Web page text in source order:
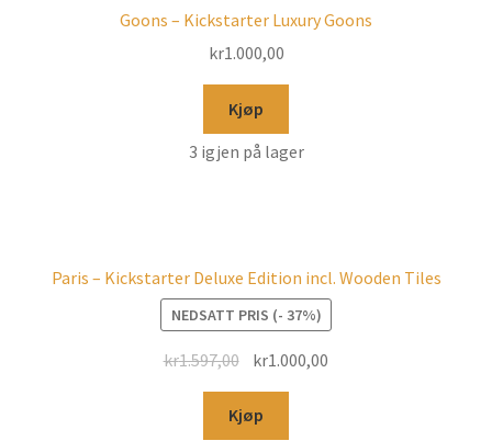
Goons – Kickstarter Luxury Goons
kr1.000,00
Kjøp
3 igjen på lager
Paris – Kickstarter Deluxe Edition incl. Wooden Tiles
NEDSATT PRIS (- 37%)
kr1.597,00 kr1.000,00
Kjøp